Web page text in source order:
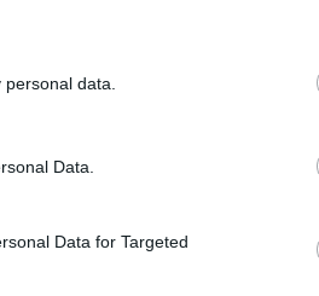
data.
Data.
Data for Targeted
το 2023.
την
πολιτικής,
μεταρρυθμίσεων,
και καλά
να ενισχυθεί,